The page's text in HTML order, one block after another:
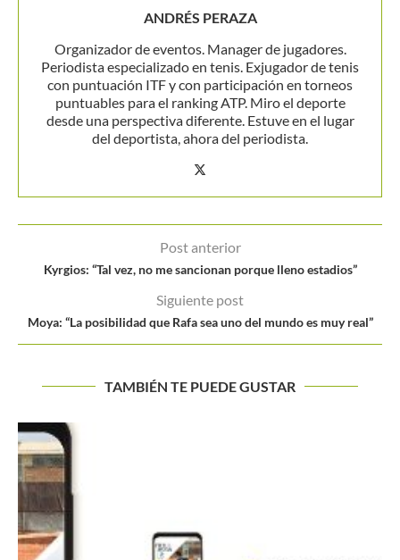
ANDRÉS PERAZA
Organizador de eventos. Manager de jugadores.
Periodista especializado en tenis. Exjugador de tenis
con puntuación ITF y con participación en torneos
puntuables para el ranking ATP. Miro el deporte
desde una perspectiva diferente. Estuve en el lugar
del deportista, ahora del periodista.
Post anterior
Kyrgios: “Tal vez, no me sancionan porque lleno estadios”
Siguiente post
Moya: “La posibilidad que Rafa sea uno del mundo es muy real”
TAMBIÉN TE PUEDE GUSTAR